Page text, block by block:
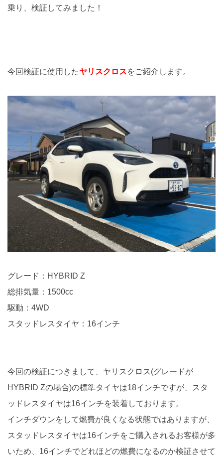
乗り、検証してみました！
今回検証に使用したヤリスクロスをご紹介します。
グレード：HYBRID Z
総排気量：1500cc
駆動：4WD
スタッドレスタイヤ：16インチ
今回の検証につきまして、ヤリスクロス(グレードが
HYBRID Zの場合)の標準タイヤは18インチですが、スタ
ッドレスタイヤは16インチを装着しております。
インチダウンをして燃費が良くなる状態ではありますが、
スタッドレスタイヤは16インチをご購入されるお客様が多
いため、16インチでどれほどの燃費になるのか検証させて